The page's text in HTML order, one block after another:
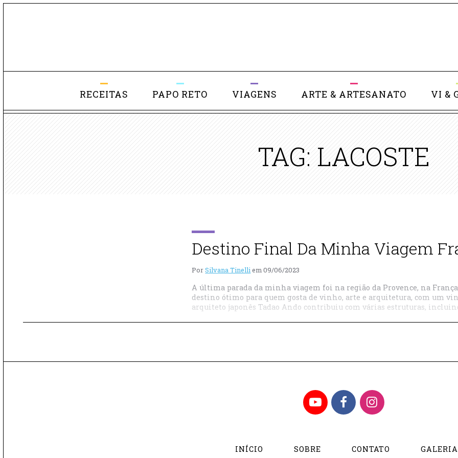
RECEITAS PAPO RETO VIAGENS ARTE & ARTESANATO VI &
TAG: LACOSTE
Destino Final Da Minha Viagem
PorSilvana Tinelli em 09/06/2023
A última parada da minha viagem foi na região da Provence, na
destino ótimo para quem gosta de vinho, arte e arquitetura, com um
arquiteto japonês Tadao Ando contribuiu com várias estruturas,
YouTubeFacebookInstagram
INÍCIO SOBRE CONTATO GALERIA